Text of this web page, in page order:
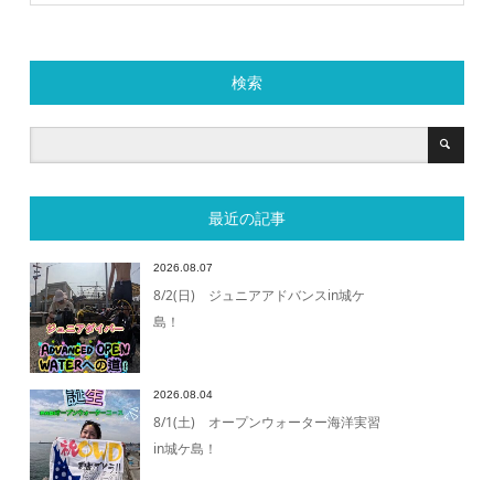
検索
最近の記事
2026.08.07
8/2(日) ジュニアアドバンスin城ケ
島！
2026.08.04
8/1(土) オープンウォーター海洋実習
in城ケ島！